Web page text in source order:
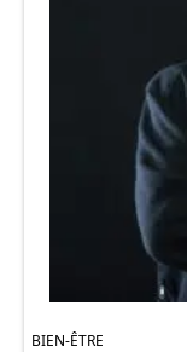
BIEN-ÊTRE